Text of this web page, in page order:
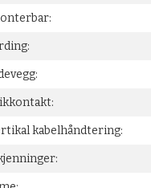
kabelhåndtering: